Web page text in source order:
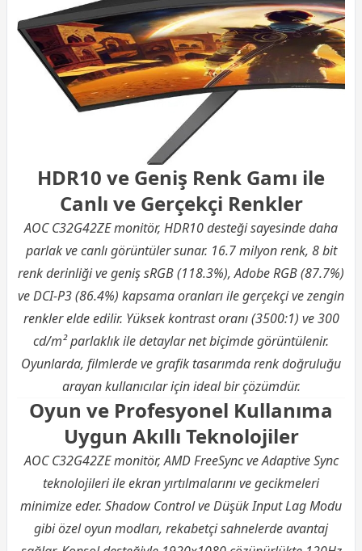
HDR10 ve Geniş Renk Gamı ile
Canlı ve Gerçekçi Renkler
AOC C32G42ZE monitör, HDR10 desteği sayesinde daha
parlak ve canlı görüntüler sunar. 16.7 milyon renk, 8 bit
renk derinliği ve geniş sRGB (118.3%), Adobe RGB (87.7%)
ve DCI-P3 (86.4%) kapsama oranları ile gerçekçi ve zengin
renkler elde edilir. Yüksek kontrast oranı (3500:1) ve 300
cd/m² parlaklık ile detaylar net biçimde görüntülenir.
Oyunlarda, filmlerde ve grafik tasarımda renk doğruluğu
arayan kullanıcılar için ideal bir çözümdür.
Oyun ve Profesyonel Kullanıma
Uygun Akıllı Teknolojiler
AOC C32G42ZE monitör, AMD FreeSync ve Adaptive Sync
teknolojileri ile ekran yırtılmalarını ve gecikmeleri
minimize eder. Shadow Control ve Düşük Input Lag Modu
gibi özel oyun modları, rekabetçi sahnelerde avantaj